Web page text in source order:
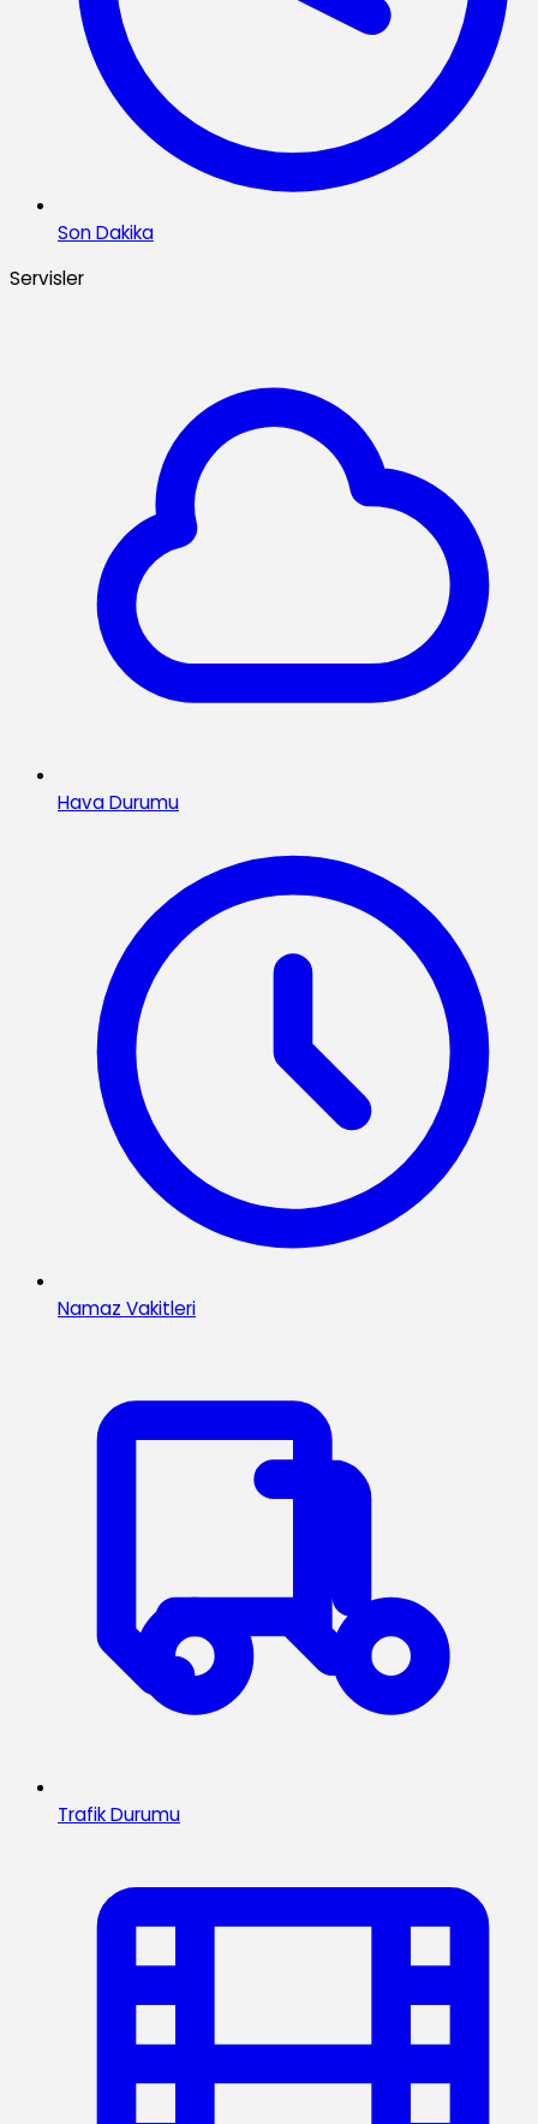
Son Dakika
Servisler
Hava Durumu
Namaz Vakitleri
Trafik Durumu